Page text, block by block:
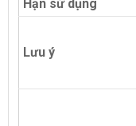
Hạn sử dụng
Lưu ý